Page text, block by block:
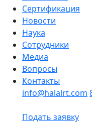
Сертификация
Новости
Наука
Сотрудники
Медиа
Вопросы
Контакты
info@halalrt.com
Подать заявку